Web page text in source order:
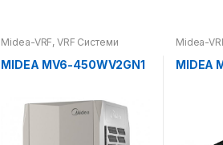
Midea-VRF, VRF Системи
MIDEA MV6-450WV2GN1
Midea-
MIDEA